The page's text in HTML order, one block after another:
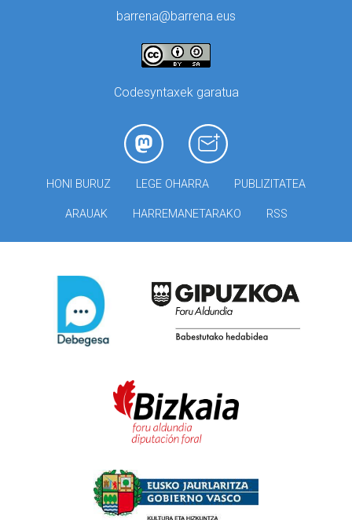
barrena@barrena.eus
Codesyntaxek garatua
HONI BURUZ LEGE OHARRA PUBLIZITATEA
ARAUAK HARREMANETARAKO RSS